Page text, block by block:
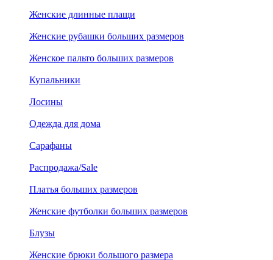
Женские длинные плащи
Женские рубашки больших размеров
Женское пальто больших размеров
Купальники
Лосины
Одежда для дома
Сарафаны
Распродажа/Sale
Платья больших размеров
Женские футболки больших размеров
Блузы
Женские брюки большого размера